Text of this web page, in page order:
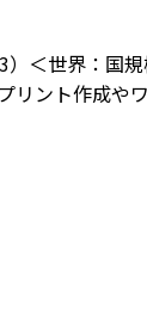
＜世界：国
リント作成や